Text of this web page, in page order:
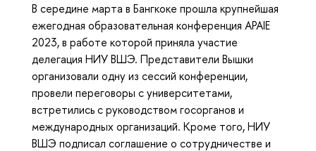
В середине марта в Бангкоке прошла крупнейшая
ежегодная образовательная конференция APAIE
2023, в работе которой приняла участие
делегация НИУ ВШЭ. Представители Вышки
организовали одну из сессий конференции,
провели переговоры с университетами,
встретились с руководством госорганов и
международных организаций. Кроме того, НИУ
ВШЭ подписал соглашение о сотрудничестве и